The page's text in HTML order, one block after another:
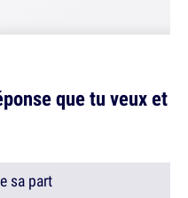
que tu veux et
sa part